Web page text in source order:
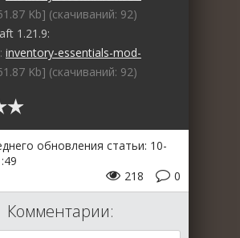
Kb] (cкачиваний: 92)
1.21.9:
inventory-essentials-mod-
Kb] (cкачиваний: 92)
обновления статьи: 10-
0
218
Комментарии: